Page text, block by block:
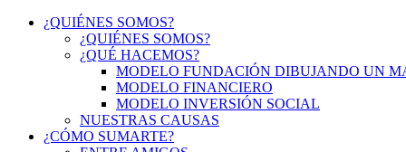
¿QUIÉNES SOMOS?
¿QUIÉNES SOMOS?
¿QUÉ HACEMOS?
MODELO FUNDACIÓN DIBUJANDO UN
MODELO FINANCIERO
MODELO INVERSIÓN SOCIAL
NUESTRAS CAUSAS
¿CÓMO SUMARTE?